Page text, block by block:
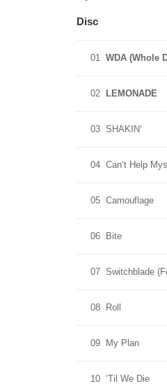
Disc
01 WDA (Whole
02 LEMONADE
03 SHAKIN‘
04 Can‘t Help
05 Camouflage
06 Bite
07 Switchblade
08 Roll
09 My Plan
10 ’Til We Die